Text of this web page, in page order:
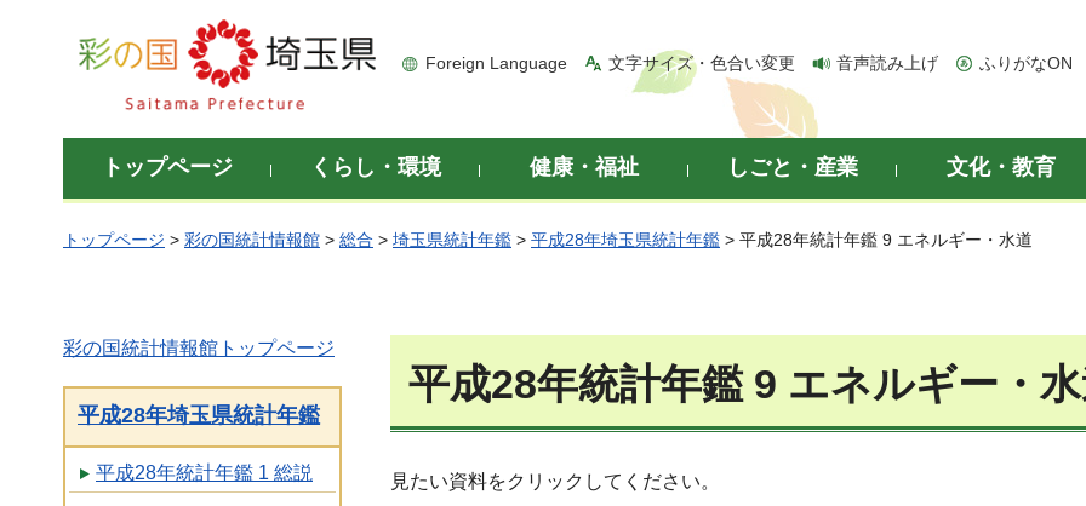
彩の国 埼玉県
Foreign Language 文字サイズ・色合い変更 音声読み上げ ふりがなON
トップページ くらし・環境 健康・福祉 しごと・産業 文化・教育
トップページ > 彩の国統計情報館 > 総合 > 埼玉県統計年鑑 > 平成28年埼玉県統計年鑑 > 平成28年統計年鑑 9 エネルギー・水道
彩の国統計情報館トップページ
平成28年埼玉県統計年鑑
平成28年統計年鑑 1 総説
平成28年統計年鑑 9 エネルギー・
見たい資料をクリックしてください。